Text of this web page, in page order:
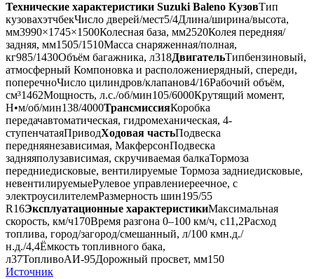
Технические характеристики Suzuki Baleno КузовТип
кузовахэтчбекЧисло дверей/мест5/4Длина/ширина/высота,
мм3990×1745×1500Колесная база, мм2520Колея передняя/
задняя, мм1505/1510Масса снаряженная/полная,
кг985/1430Объём багажника, л318ДвигательТипбензиновый,
атмосферный Компоновка и расположениерядный, спереди,
поперечноЧисло цилиндров/клапанов4/16Рабочий объём,
см³1462Мощность, л.с./об/мин105/6000Крутящий момент,
Н•м/об/мин138/4000ТрансмиссияКоробка
передачавтоматическая, гидромеханическая, 4-
ступенчатаяПриводХодовая частьПодвеска
передняянезависимая, МакферсонПодвеска
задняяполузависимая, скручиваемая балкаТормоза
передниедисковые, вентилируемые Тормоза задниедисковые,
невентилируемыеРулевое управлениереечное, с
электроусилителемРазмерность шин195/55
R16Эксплуатационные характеристикиМаксимальная
скорость, км/ч170Время разгона 0–100 км/ч, с11,2Расход
топлива, город/загород/смешанный, л/100 кмн.д./
н.д./4,4Ёмкость топливного бака,
л37ТопливоАИ-95Дорожный просвет, мм150
Источник